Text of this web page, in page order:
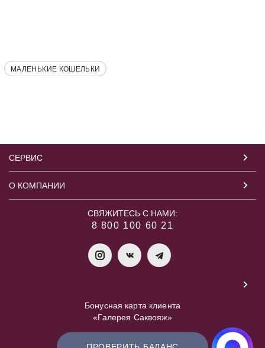
МАЛЕНЬКИЕ КОШЕЛЬКИ
СЕРВИС
О КОМПАНИИ
СВЯЖИТЕСЬ С НАМИ:
8 800 100 60 21
Бонусная карта клиента
«Галерея Саквояж»